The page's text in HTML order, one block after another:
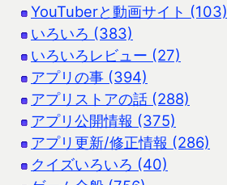
YouTuberと動画サイト (103)
いろいろ (383)
いろいろレビュー (27)
アプリの事 (394)
アプリストアの話 (288)
アプリ公開情報 (375)
アプリ更新/修正情報 (286)
クイズいろいろ (40)